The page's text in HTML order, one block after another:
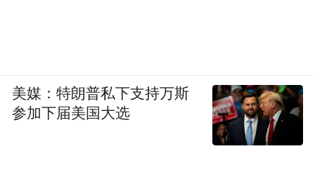
美媒：特朗普私下支持万斯
参加下届美国大选